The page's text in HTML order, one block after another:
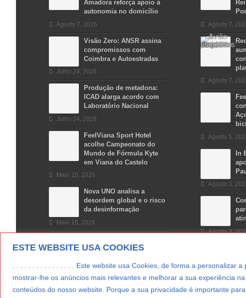
ESTE WEBSITE USA COOKIES
. . . . . . . . . . . . . . . . Este website usa Cookies, de forma a personalizar
mostrar-lhe os anúncios mais relevantes e melhorar a sua experiência
conteúdos do nosso website. Porque a sua privacidade é importante
Amadora reforça apoio à
autonomia no domicílio
Agosto 7, 2026
Visão Zero: ANSR assina
compromissos com
Coimbra e Autoestradas
Julho 24, 2026
Produção de metadona:
ICAD alarga acordo com
Laboratório Nacional
Julho 24, 2026
FeelViana Sport Hotel
acolhe Campeonato do
Mundo de Fórmula Kyte
em Viana do Castelo
Maio 15, 2026
Nova UNO analisa a
desordem global e o risco
da desinformação
Maio 15, 2026
Agosto 7,
Agosto 7,
Agosto 5,
In
Agosto 3,
Agosto 3,